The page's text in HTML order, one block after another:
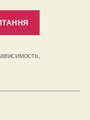
определят
,